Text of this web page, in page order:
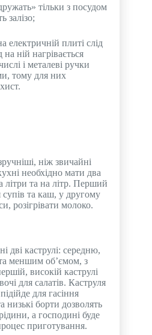
тільки з посудом
залізо;
електричній плиті слід
ній нагрівається
і металеві ручки
тому для них
ніж звичайні
необхідно мати два
літри та на літр. Перший
супів та каш, у другому
розігрівати молоко.
дві каструлі: середню,
меншим об’ємом, з
високій каструлі
для салатів. Каструля
для гасіння
низькі борти дозволять
а господині буде
приготування.